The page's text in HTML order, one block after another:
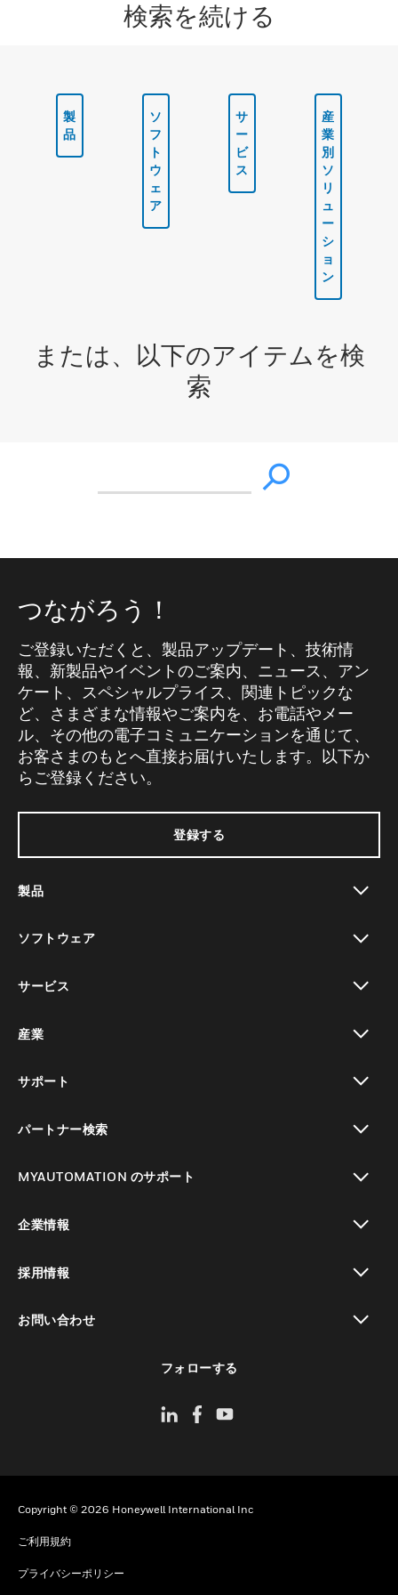
検索を続ける
製
品
ソ
フ
ト
ウ
ェ
ア
サ
ー
ビ
ス
産
業
別
ソ
リ
ュ
ー
シ
ョ
ン
または、以下のアイテムを検
索
つながろう！
ご登録いただくと、製品アップデート、技術情
報、新製品やイベントのご案内、ニュース、アン
ケート、スペシャルプライス、関連トピックな
ど、さまざまな情報やご案内を、お電話やメー
ル、その他の電子コミュニケーションを通じて、
お客さまのもとへ直接お届けいたします。以下か
らご登録ください。
登録する
製品
ソフトウェア
サービス
産業
サポート
パートナー検索
MYAUTOMATION のサポート
企業情報
採用情報
お問い合わせ
フォローする
Copyright © 2026 Honeywell International Inc
ご利用規約
プライバシーポリシー